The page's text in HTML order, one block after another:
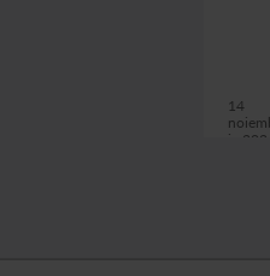
e
14
ie